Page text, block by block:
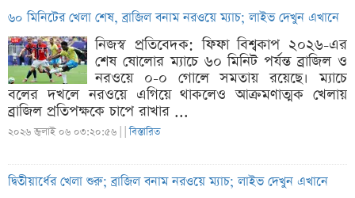
৬০ মিনিটের খেলা শেষ, ব্রাজিল বনাম নরওয়ে ম্যাচ; লাইভ দেখুন এখানে
নিজস্ব প্রতিবেদক: ফিফা বিশ্বকাপ ২০২৬-এর
শেষ ষোলোর ম্যাচে ৬০ মিনিট পর্যন্ত ব্রাজিল ও
নরওয়ে ০-০ গোলে সমতায় রয়েছে। ম্যাচে
বলের দখলে নরওয়ে এগিয়ে থাকলেও আক্রমণাত্মক খেলায়
ব্রাজিল প্রতিপক্ষকে চাপে রাখার ...
২০২৬ জুলাই ০৬ ০৩:২০:৫৬ | |বিস্তারিত
দ্বিতীয়ার্ধের খেলা শুরু; ব্রাজিল বনাম নরওয়ে ম্যাচ; লাইভ দেখুন এখানে